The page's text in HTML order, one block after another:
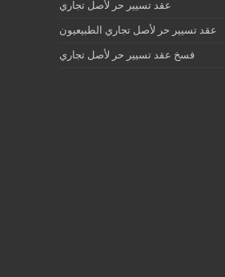
عقد تسيير حر لأصل تجاري
عقد تسيير حر لأصل تجاري الطبيعيون
فسخ عقد تسيير حر لأصل تجاري